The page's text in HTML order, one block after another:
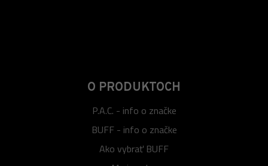
O PRODUKTOCH
P.A.C. - info o značke
BUFF - info o značke
Ako vybrať BUFF